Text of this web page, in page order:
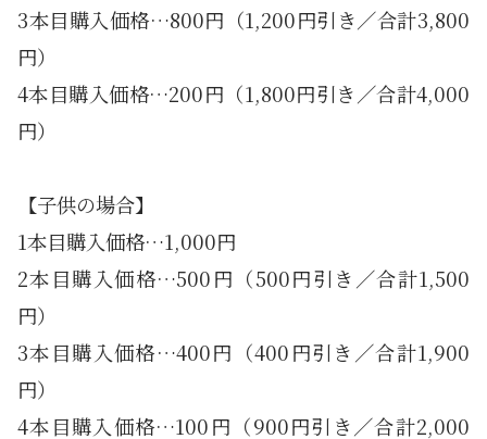
3本目購入価格…800円（1,200円引き／合計3,800
円）
4本目購入価格…200円（1,800円引き／合計4,000
円）
【子供の場合】
1本目購入価格…1,000円
2本目購入価格…500円（500円引き／合計1,500
円）
3本目購入価格…400円（400円引き／合計1,900
円）
4本目購入価格…100円（900円引き／合計2,000